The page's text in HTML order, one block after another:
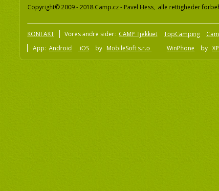
Copyright© 2009 - 2018 Camp.cz - Pavel Hess, alle rettigheder
KONTAKT Vores andre sider: CAMP Tjekkiet TopCamping
App: Android iOS by MobileSoft s.r.o WinPhone by